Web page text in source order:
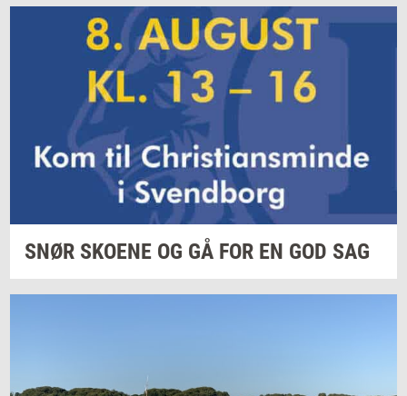
SNØR SKO­E­NE OG GÅ FOR EN GOD SAG